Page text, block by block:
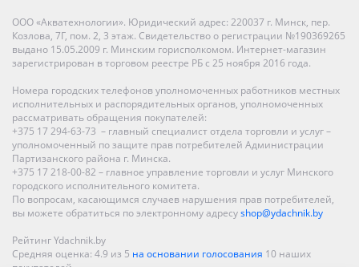
ООО «Акватехнологии». Юридический адрес: 220037 г. Минск, пер.
Козлова, 7Г, пом. 2, 3 этаж. Свидетельство о регистрации №190369265
выдано 15.05.2009 г. Минским горисполкомом. Интернет-магазин
зарегистрирован в торговом реестре РБ с 25 ноября 2016 года.
Номера городских телефонов уполномоченных работников местных
исполнительных и распорядительных органов, уполномоченных
рассматривать обращения покупателей:
+375 17 294-63-73 – главный специалист отдела торговли и услуг –
уполномоченный по защите прав потребителей Администрации
Партизанского района г. Минска.
+375 17 218-00-82 – главное управление торговли и услуг Минского
городского исполнительного комитета.
По вопросам, касающимся случаев нарушения прав потребителей,
вы можете обратиться по электронному адресуshop@ydachnik.by
Рейтинг Ydachnik.by
Средняя оценка: 4.9 из 5 на основании голосования 10 наших